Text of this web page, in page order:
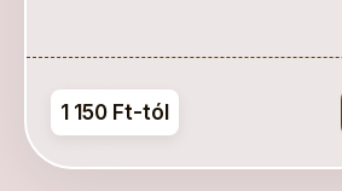
1 150 Ft-tól